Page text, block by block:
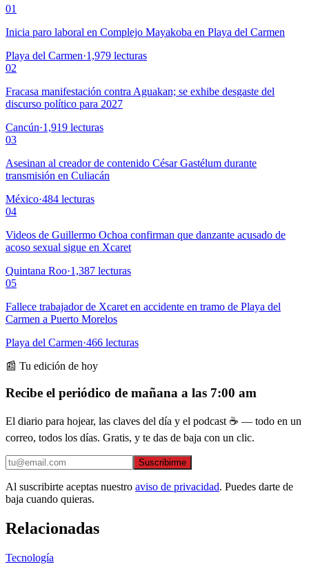
01
Inicia paro laboral en Complejo Mayakoba en Playa del Carmen
Playa del Carmen·1,979 lecturas
02
Fracasa manifestación contra Aguakan; se exhibe desgaste del
discurso político para 2027
Cancún·1,919 lecturas
03
Asesinan al creador de contenido César Gastélum durante
transmisión en Culiacán
México·484 lecturas
04
Videos de Guillermo Ochoa confirman que danzante acusado de
acoso sexual sigue en Xcaret
Quintana Roo·1,387 lecturas
05
Fallece trabajador de Xcaret en accidente en tramo de Playa del
Carmen a Puerto Morelos
Playa del Carmen·466 lecturas
📰 Tu edición de hoy
Recibe el periódico de mañana a las 7:00 am
El diario para hojear, las claves del día y el podcast ☕ — todo en un
correo, todos los días. Gratis, y te das de baja con un clic.
Suscribirme
Al suscribirte aceptas nuestro aviso de privacidad. Puedes darte de
baja cuando quieras.
Relacionadas
Tecnología